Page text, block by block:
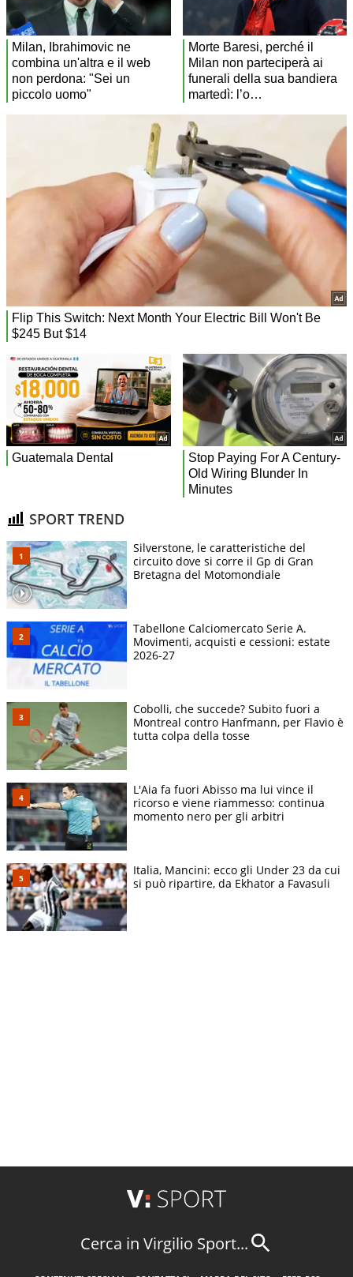
SPORT TREND
Silverstone, le caratteristiche del
circuito dove si corre il Gp di Gran
Bretagna del Motomondiale
Tabellone Calciomercato Serie A.
Movimenti, acquisti e cessioni: estate
2026-27
Cobolli, che succede? Subito fuori a
Montreal contro Hanfmann, per Flavio è
tutta colpa della tosse
L'Aia fa fuori Abisso ma lui vince il
ricorso e viene riammesso: continua
momento nero per gli arbitri
Italia, Mancini: ecco gli Under 23 da cui
si può ripartire, da Ekhator a Favasuli
Cerca in Virgilio Sport...